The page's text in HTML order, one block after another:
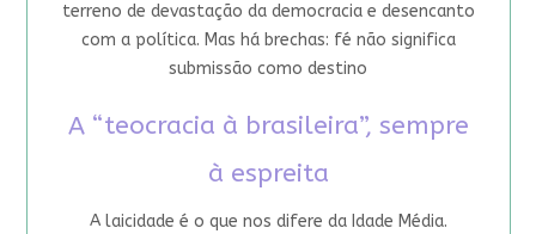
terreno de devastação da democracia e desencanto
com a política. Mas há brechas: fé não significa
submissão como destino
A “teocracia à brasileira”, sempre
à espreita
A laicidade é o que nos difere da Idade Média.